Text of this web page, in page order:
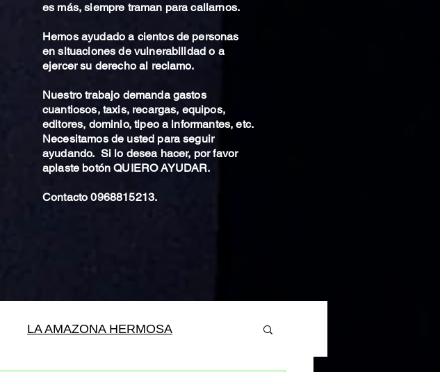
es más, siempre traman para callarnos.
Hemos ayudado a cientos de personas
en situaciones de vulnerabilidad o a
ejercer su derecho al reclamo.
Nuestro trabajo demanda gastos
cuantiosos, taxis, recargas, equipos,
editores, dominio, tipeo a informantes, etc.
Necesitamos de usted para seguir
ayudando. Si lo desea hacer, por favor
aplaste botón QUIERO AYUDAR.
Contacto 0968815213.
LA AMAZONA HERMOSA